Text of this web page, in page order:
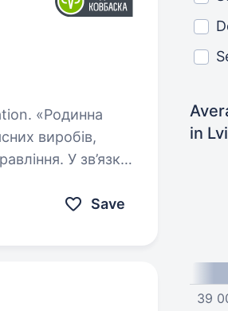
виробів,
У зв’язку
Save
in
39